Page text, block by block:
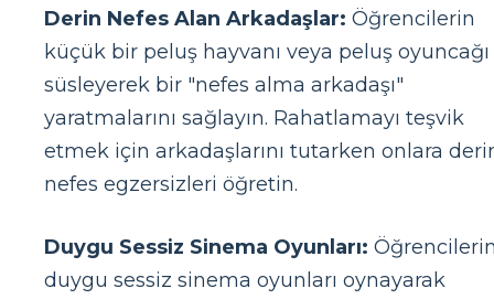
Derin Nefes Alan Arkadaşlar: Öğrencilerin
küçük bir peluş hayvanı veya peluş oyuncağı
süsleyerek bir "nefes alma arkadaşı"
yaratmalarını sağlayın. Rahatlamayı teşvik
etmek için arkadaşlarını tutarken onlara
nefes egzersizleri öğretin.
Duygu Sessiz Sinema Oyunları:
duygu sessiz sinema oyunları oynayarak